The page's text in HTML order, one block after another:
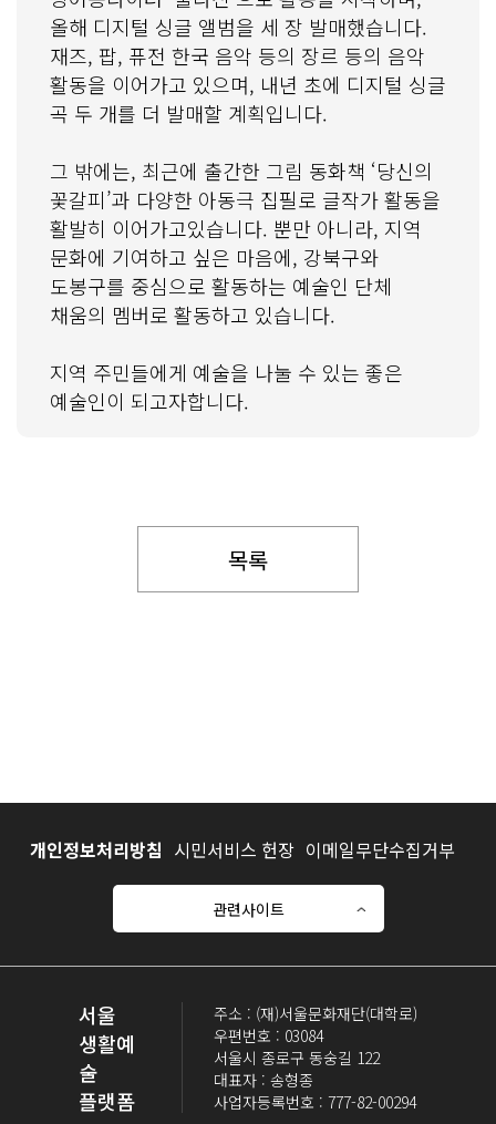
올해 디지털 싱글 앨범을 세 장 발매했습니다.
재즈, 팝, 퓨전 한국 음악 등의 장르 등의 음악
활동을 이어가고 있으며, 내년 초에 디지털 싱글
곡 두 개를 더 발매할 계획입니다.
그 밖에는, 최근에 출간한 그림 동화책 ‘당신의
꽃갈피’과 다양한 아동극 집필로 글작가 활동을
활발히 이어가고있습니다. 뿐만 아니라, 지역
문화에 기여하고 싶은 마음에, 강북구와
도봉구를 중심으로 활동하는 예술인 단체
채움의 멤버로 활동하고 있습니다.
지역 주민들에게 예술을 나눌 수 있는 좋은
예술인이 되고자합니다.
목록
개인정보처리방침 시민서비스 헌장 이메일무단수집거부
관련사이트
서울
생활예
술
플랫폼
주소 : (재)서울문화재단(대학로)
우편번호 : 03084
서울시 종로구 동숭길 122
대표자 : 송형종
사업자등록번호 : 777-82-00294